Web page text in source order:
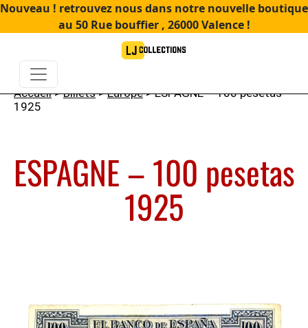
Nouveau ! retrouvez nous dans notre nouvelle boutique
au 50 Rue bouffier , 26000 Valence !
Accueil>Billets>Europe> ESPAGNE – 100 pesetas
1925
ESPAGNE – 100 pesetas
1925